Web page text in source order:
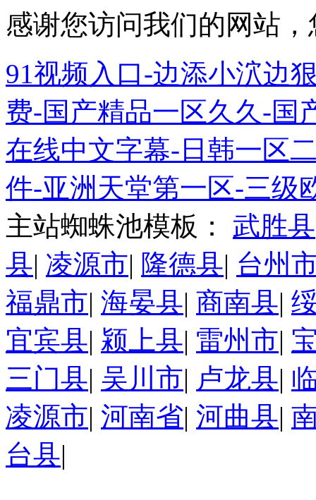
感谢您访问我们的网站
91视频入口-边添小泬边
费-国产精品一区久久-国
在线中文字幕-日韩一区
件-亚洲天堂第一区-三级
主站蜘蛛池模板： 武胜县
县| 凌源市| 隆德县| 台州
福鼎市| 海晏县| 商南县|
宜宾县| 颍上县| 雷州市|
三门县| 吴川市| 卢龙县|
凌源市| 河南省| 河曲县|
台县|